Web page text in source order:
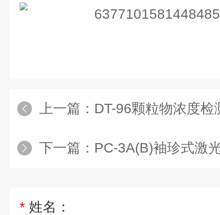
上一篇： DT-96颗粒物浓度检
下一篇： PC-3A(B)袖珍式激光
* 姓名：